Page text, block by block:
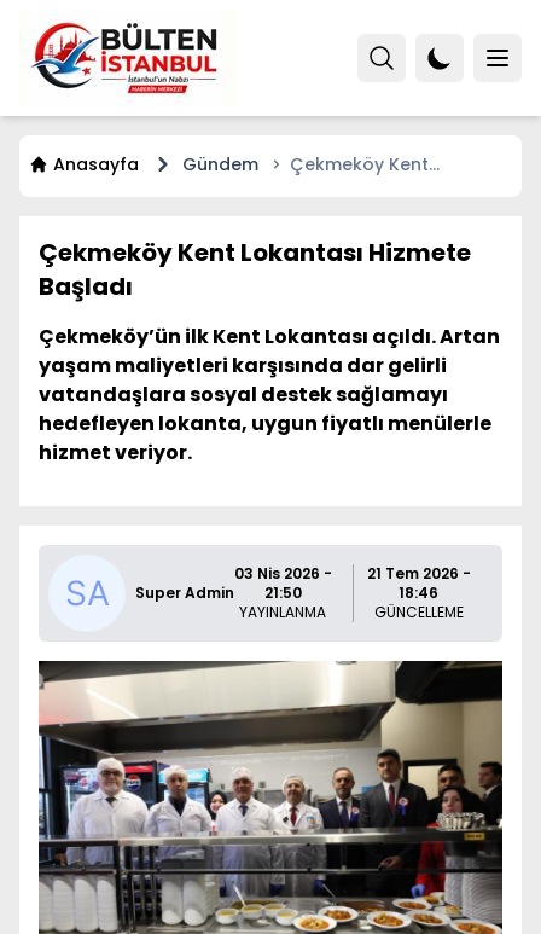
Anasayfa Gündem
Çekmeköy Kent
Çekmeköy Kent Lokantası Hizmete
Başladı
Çekmeköy’ün ilk Kent Lokantası açıldı. Artan
yaşam maliyetleri karşısında dar gelirli
vatandaşlara sosyal destek sağlamayı
hedefleyen lokanta, uygun fiyatlı menülerle
hizmet veriyor.
Super Admin
03 Nis 2026 -
21:50
YAYINLANMA
21 Tem 2026 -
18:46
GÜNCELLEME